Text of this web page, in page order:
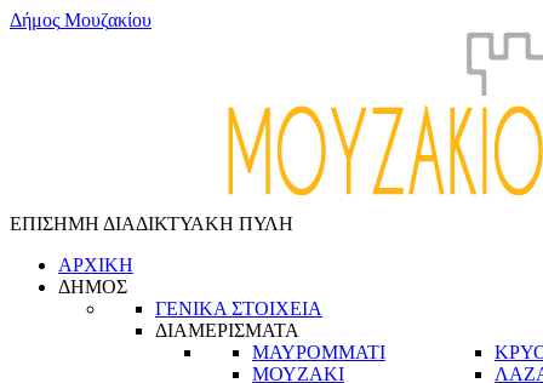
Δήμος Μουζακίου
ΕΠΙΣΗΜΗ ΔΙΑΔΙΚΤΥΑΚΗ ΠΥΛΗ
ΑΡΧΙΚΗ
ΔΗΜΟΣ
ΓΕΝΙΚΑ ΣΤΟΙΧΕΙΑ
ΔΙΑΜΕΡΙΣΜΑΤΑ
ΜΑΥΡΟΜΜΑΤΙ
ΜΟΥΖΑΚΙ